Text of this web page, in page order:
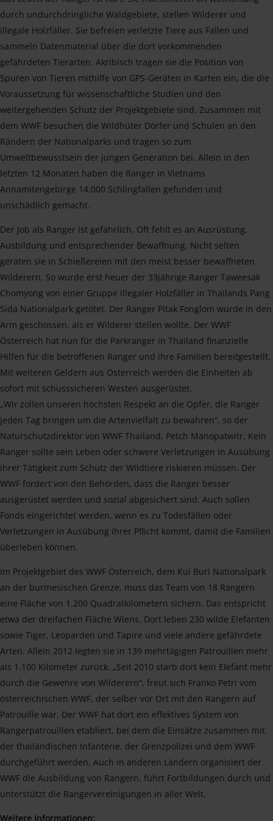
durch undurchdringliche Waldgebiete, stellen Wilderer und
illegale Holzfäller. Sie befreien verletzte Tiere aus Fallen und
sammeln Datenmaterial über die dort vorkommenden
gefährdeten Tierarten. Akribisch tragen sie die Position von
Spuren von Tieren mithilfe von GPS-Geräten in Karten ein, die die
Voraussetzung für wissenschaftliche Studien und den
weitergehenden Schutz der Projektgebiete sind. Zusammen mit
dem WWF besuchen die Wildhüter Dörfer und Schulen an den
Rändern der Nationalparks und tragen so zum
Umweltbewusstsein der jungen Generation bei. Allein in den
letzten 12 Monaten haben die Ranger in Vietnams
Annamitengebirge 14.000 Schlingfallen gefunden und
unschädlich gemacht.
Der Job als Ranger ist gefährlich. Oft fehlt es an Ausrüstung,
Ausbildung und entsprechender Bewaffnung. Nicht selten
geraten sie in Schießereien mit den meist besser bewaffneten
Wilderern. So wurde erst heuer der 33jährige Ranger Taweesak
Chomyong von einer Gruppe illegaler Holzfäller in Thailands Pang
Sida Nationalpark getötet. Der Ranger Pitak Fonglom wurde in den
Arm geschossen, als er Wilderer stellen wollte. Der WWF
Österreich hat nun für die Parkranger in Thailand finanzielle
Hilfen für die betroffenen Ranger und ihre Familien bereitgestellt.
Mit weiteren Geldern aus Österreich werden die Einheiten ab
sofort mit schusssicheren Westen ausgerüstet.
„Wir zollen unseren höchsten Respekt an die Opfer, die Ranger
jeden Tag bringen um die Artenvielfalt zu bewahren“, so der
Naturschutzdirektor von WWF Thailand, Petch Manopatwitr. Kein
Ranger sollte sein Leben oder schwere Verletzungen in Ausübung
ihrer Tätigkeit zum Schutz der Wildtiere riskieren müssen. Der
WWF fordert von den Behörden, dass die Ranger besser
ausgerüstet werden und sozial abgesichert sind. Auch sollen
Fonds eingerichtet werden, wenn es zu Todesfällen oder
Verletzungen in Ausübung ihrer Pflicht kommt, damit die Familien
überleben können.
Im Projektgebiet des WWF Österreich, dem Kui Buri Nationalpark
an der burmesischen Grenze, muss das Team von 18 Rangern
eine Fläche von 1.200 Quadratkilometern sichern. Das entspricht
etwa der dreifachen Fläche Wiens. Dort leben 230 wilde Elefanten
sowie Tiger, Leoparden und Tapire und viele andere gefährdete
Arten. Allein 2012 legten sie in 139 mehrtägigen Patrouillen mehr
als 1.100 Kilometer zurück. „Seit 2010 starb dort kein Elefant mehr
durch die Gewehre von Wilderern“, freut sich Franko Petri vom
österreichischen WWF, der selber vor Ort mit den Rangern auf
Patrouille war. Der WWF hat dort ein effektives System von
Rangerpatrouillen etabliert, bei dem die Einsätze zusammen mit
der thailändischen Infanterie, der Grenzpolizei und dem WWF
durchgeführt werden. Auch in anderen Ländern organisiert der
WWF die Ausbildung von Rangern, führt Fortbildungen durch und
unterstützt die Rangervereinigungen in aller Welt.
Weitere Informationen: